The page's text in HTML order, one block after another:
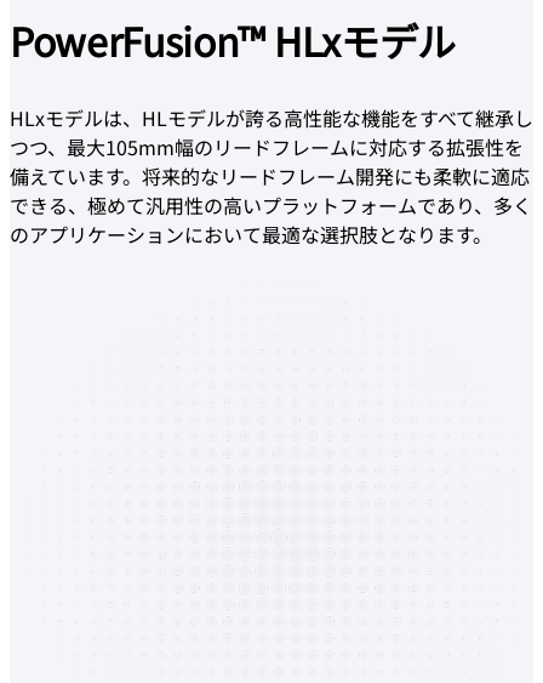
PowerFusion™ HLxモデル
HLxモデルは、HLモデルが誇る高性能な機能をすべて継承し
つつ、最大105mm幅のリードフレームに対応する拡張性を
備えています。将来的なリードフレーム開発にも柔軟に適応
できる、極めて汎用性の高いプラットフォームであり、多く
のアプリケーションにおいて最適な選択肢となります。